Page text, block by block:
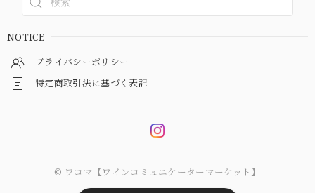
NOTICE
プライバシーポリシー
特定商取引法に基づく表記
© ワコマ【ワインコミュニケーターマーケット】